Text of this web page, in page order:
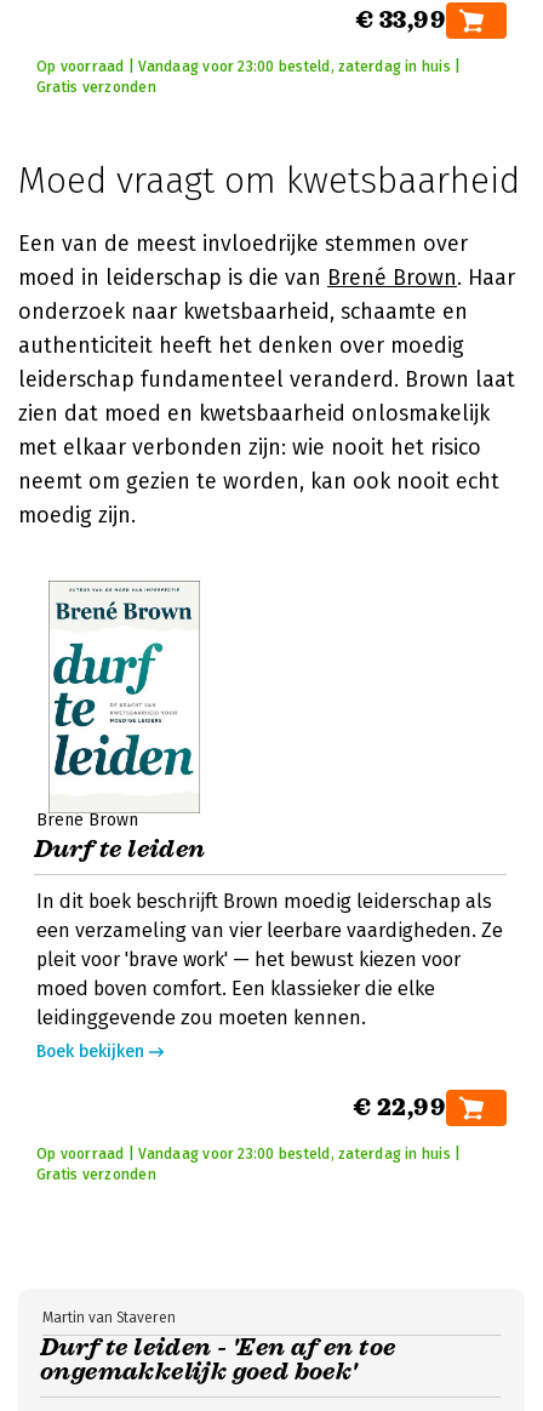
€ 33,99
Op voorraad | Vandaag voor 23:00 besteld, zaterdag in huis |
Gratis verzonden
Moed vraagt om kwetsbaarheid
Een van de meest invloedrijke stemmen over
moed in leiderschap is die van Brené Brown. Haar
onderzoek naar kwetsbaarheid, schaamte en
authenticiteit heeft het denken over moedig
leiderschap fundamenteel veranderd. Brown laat
zien dat moed en kwetsbaarheid onlosmakelijk
met elkaar verbonden zijn: wie nooit het risico
neemt om gezien te worden, kan ook nooit echt
moedig zijn.
Brené Brown
Durf te leiden
In dit boek beschrijft Brown moedig leiderschap als
een verzameling van vier leerbare vaardigheden. Ze
pleit voor 'brave work' — het bewust kiezen voor
moed boven comfort. Een klassieker die elke
leidinggevende zou moeten kennen.
Boek bekijken
€ 22,99
Op voorraad | Vandaag voor 23:00 besteld, zaterdag in huis |
Gratis verzonden
Durf te leiden - 'Een af en toe
ongemakkelijk goed boek'
Martin van Staveren